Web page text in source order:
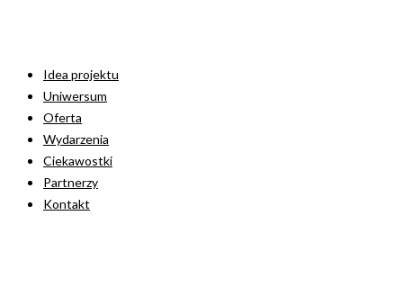
Idea projektu
Uniwersum
Oferta
Wydarzenia
Ciekawostki
Partnerzy
Kontakt